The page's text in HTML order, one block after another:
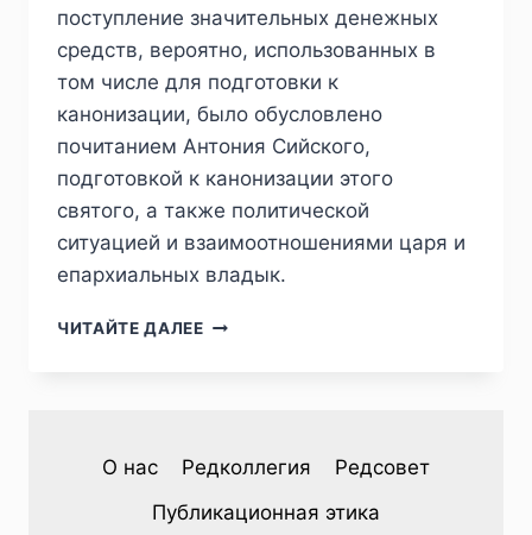
поступление значительных денежных
средств, вероятно, использованных в
том числе для подготовки к
канонизации, было обусловлено
почитанием Антония Сийского,
подготовкой к канонизации этого
святого, а также политической
ситуацией и взаимоотношениями царя и
епархиальных владык.
ЧИТАЙТЕ ДАЛЕЕПИЖ
Н.
БАШНИН.
О нас Редколлегия
Редсовет
Публикационная этика